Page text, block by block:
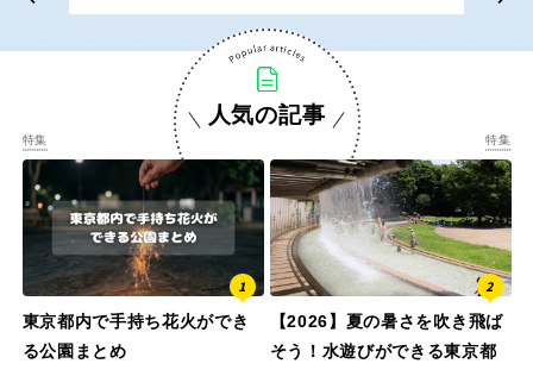
大分 宮崎
鹿児島 沖縄
人気の記事
特集
東京都内で手持ち花火ができ
る公園まとめ
特集
【2026】夏の暑さを吹き飛ば
そう！水遊びができる東京都